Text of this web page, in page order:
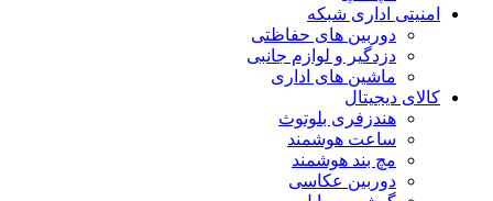
امنیتی اداری شبکه
دوربین های حفاظتی
دزدگیر و لوازم جانبی
ماشین های اداری
کالای دیجیتال
هندزفری بلوتوث
ساعت هوشمند
مچ بند هوشمند
دوربین عکاسی